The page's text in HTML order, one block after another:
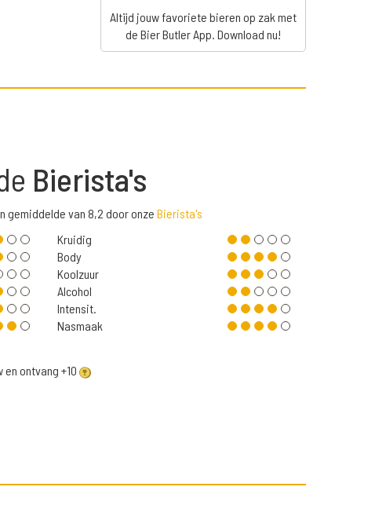
Altijd jouw favoriete bieren op zak met
de Bier Butler App. Download nu!
Bierista's
gemiddelde van 8,2 door onze Bierista's
Kruidig
Body
Koolzuur
Alcohol
Intensit.
Nasmaak
ontvang +10